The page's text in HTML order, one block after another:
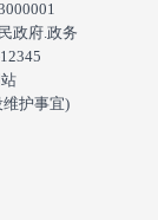
政府.政务
护事宜)